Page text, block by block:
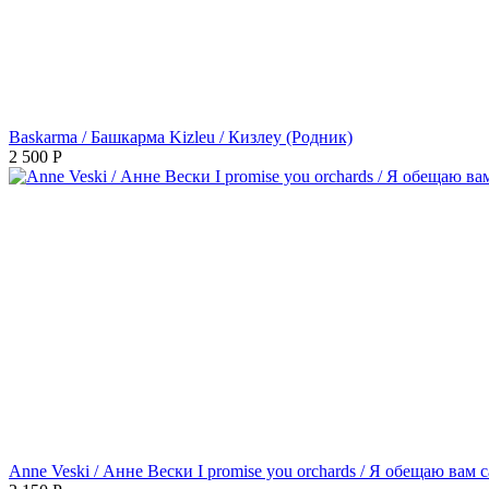
Baskarma / Башкарма Kizleu / Кизлеу (Родник)
2 500 Р
Anne Veski / Анне Вески I promise you orchards / Я обещаю вам